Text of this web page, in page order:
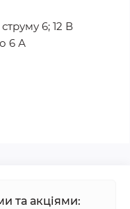
6; 12 В
6 А
та акціями: